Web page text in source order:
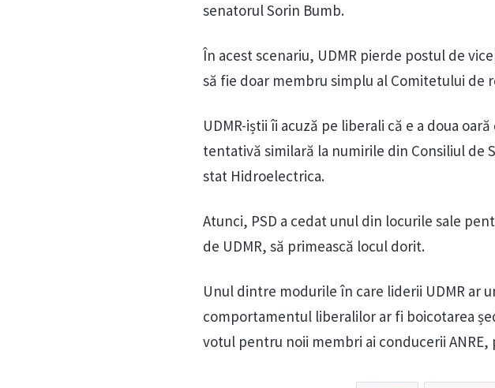
senatorul Sorin Bumb.
În acest scenariu, UDMR pierde postul de
să fie doar membru simplu al Comitetului de
UDMR-iștii îi acuză pe liberali că e a doua
tentativă similară la numirile din Consiliul de
stat Hidroelectrica.
Atunci, PSD a cedat unul din locurile sale
de UDMR, să primească locul dorit.
Unul dintre modurile în care liderii UDMR ar
comportamentul liberalilor ar fi boicotarea
votul pentru noii membri ai conducerii